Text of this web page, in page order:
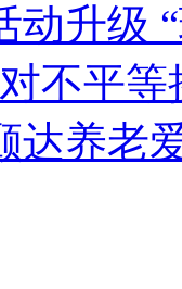
动升级
不平
达养老